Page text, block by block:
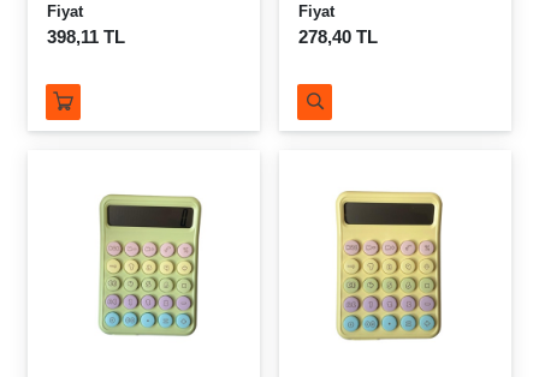
Fiyat
398,11 TL
Fiyat
278,40 TL